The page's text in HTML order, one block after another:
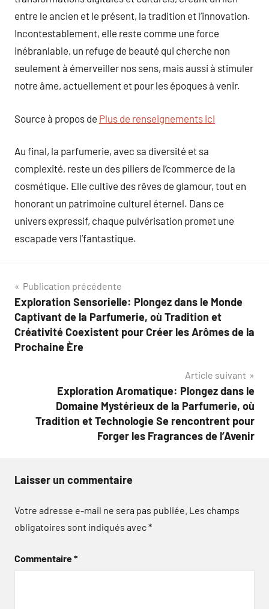
entre le ancien et le présent, la tradition et l’innovation.
Incontestablement, elle reste comme une force
inébranlable, un refuge de beauté qui cherche non
seulement à émerveiller nos sens, mais aussi à stimuler
notre âme, actuellement et pour les époques à venir.
Source à propos de Plus de renseignements ici
Au final, la parfumerie, avec sa diversité et sa
complexité, reste un des piliers de l’commerce de la
cosmétique. Elle cultive des rêves de glamour, tout en
honorant un patrimoine culturel éternel. Dans ce
univers expressif, chaque pulvérisation promet une
escapade vers l’fantastique.
Navigation
de
l’article
Publication précédente
Exploration Sensorielle: Plongez dans le Monde
Captivant de la Parfumerie, où Tradition et
Créativité Coexistent pour Créer les Arômes de la
Prochaine Ère
Article suivant
Exploration Aromatique: Plongez dans le
Domaine Mystérieux de la Parfumerie, où
Tradition et Technologie Se rencontrent pour
Forger les Fragrances de l’Avenir
Laisser un commentaire
Votre adresse e-mail ne sera pas publiée. Les champs
obligatoires sont indiqués avec*
Commentaire*